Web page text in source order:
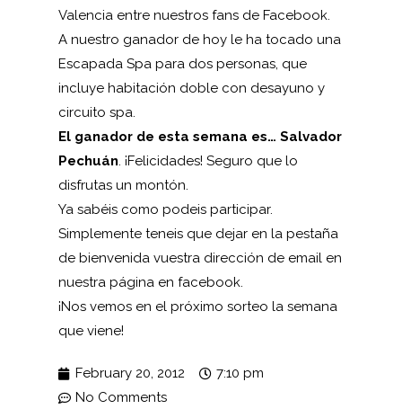
Valencia entre nuestros fans de Facebook.
A nuestro ganador de hoy le ha tocado una
Escapada Spa para dos personas, que
incluye habitación doble con desayuno y
circuito spa.
El ganador de esta semana es… Salvador
Pechuán. ¡Felicidades! Seguro que lo
disfrutas un montón.
Ya sabéis como podeis participar.
Simplemente teneis que dejar en la pestaña
de bienvenida vuestra dirección de email en
nuestra página en facebook.
¡Nos vemos en el próximo sorteo la semana
que viene!
February 20, 2012
7:10 pm
No Comments